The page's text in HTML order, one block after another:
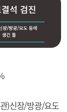
)신장/방광/요도